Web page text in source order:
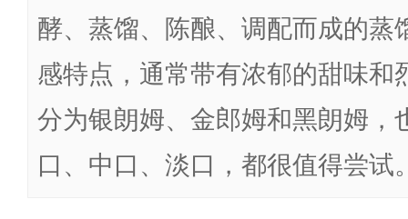
酵、蒸馏、陈酿、调配而成的蒸
感特点，通常带有浓郁的甜味和
分为银朗姆、金郎姆和黑朗姆，
口、中口、淡口，都很值得尝试